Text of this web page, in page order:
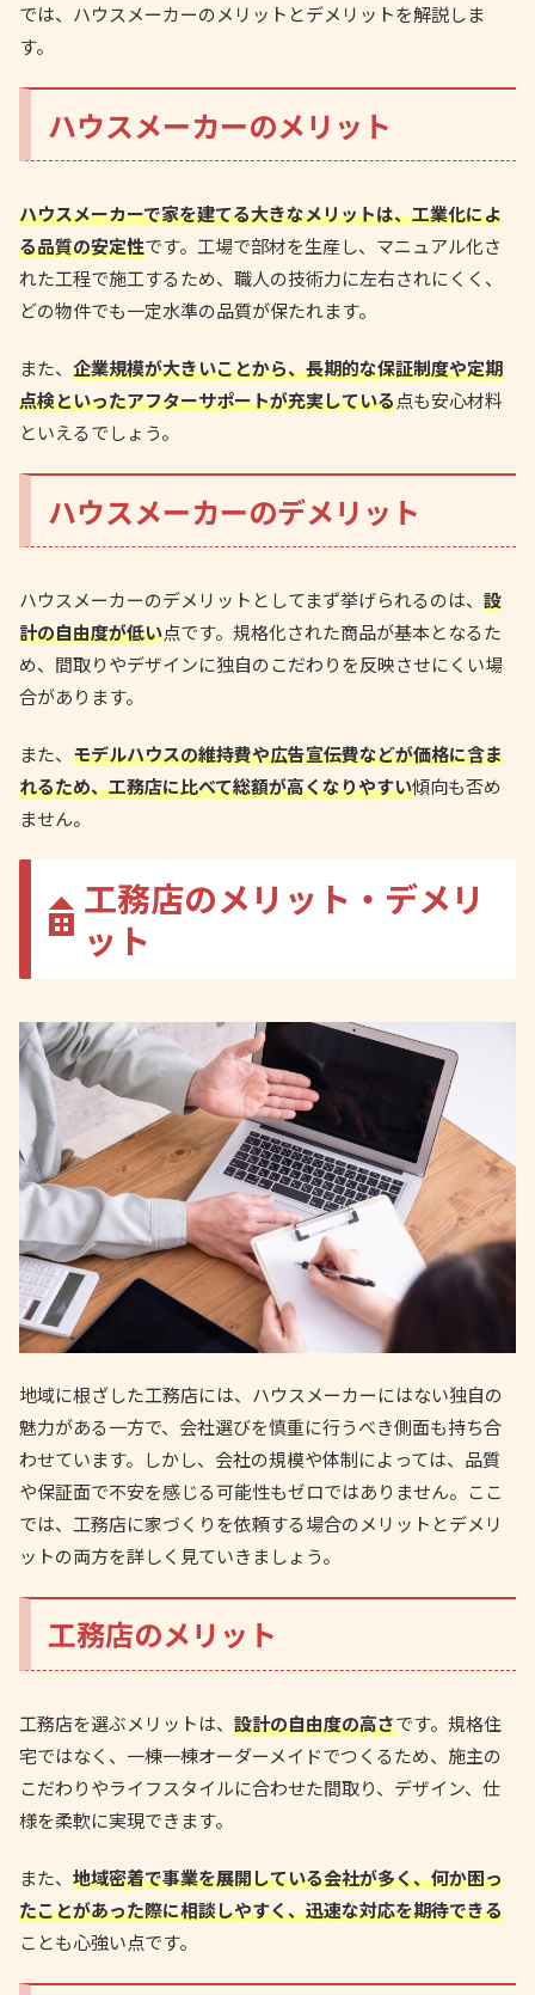
では、ハウスメーカーのメリットとデメリットを解説しま
す。
ハウスメーカーのメリット
ハウスメーカーで家を建てる大きなメリットは、工業化によ
る品質の安定性です。工場で部材を生産し、マニュアル化さ
れた工程で施工するため、職人の技術力に左右されにくく、
どの物件でも一定水準の品質が保たれます。
また、 企業規模が大きいことから、長期的な保証制度や定期
点検といったアフターサポートが充実している点も安心材料
といえるでしょう。
ハウスメーカーのデメリット
ハウスメーカーのデメリットとしてまず挙げられるのは、 設
計の自由度が低い点です。規格化された商品が基本となるた
め、間取りやデザインに独自のこだわりを反映させにくい場
合があります。
また、 モデルハウスの維持費や広告宣伝費などが価格に含ま
れるため、工務店に比べて総額が高くなりやすい傾向も否め
ません。
工務店のメリット・デメリ
ット
地域に根ざした工務店には、ハウスメーカーにはない独自の
魅力がある一方で、会社選びを慎重に行うべき側面も持ち合
わせています。しかし、会社の規模や体制によっては、品質
や保証面で不安を感じる可能性もゼロではありません。ここ
では、工務店に家づくりを依頼する場合のメリットとデメリ
ットの両方を詳しく見ていきましょう。
工務店のメリット
工務店を選ぶメリットは、 設計の自由度の高さです。規格住
宅ではなく、一棟一棟オーダーメイドでつくるため、施主の
こだわりやライフスタイルに合わせた間取り、デザイン、仕
様を柔軟に実現できます。
また、 地域密着で事業を展開している会社が多く、何か困っ
たことがあった際に相談しやすく、迅速な対応を期待できる
ことも心強い点です。